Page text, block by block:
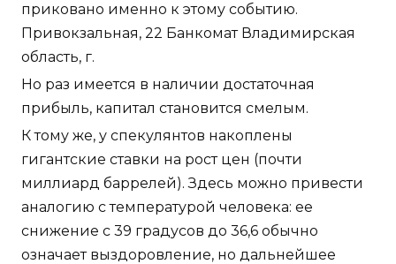
приковано именно к этому событию.
Привокзальная, 22 Банкомат Владимирская
область, г.
Но раз имеется в наличии достаточная
прибыль, капитал становится смелым.
К тому же, у спекулянтов накоплены
гигантские ставки на рост цен (почти
миллиард баррелей). Здесь можно привести
аналогию с температурой человека: ее
снижение с 39 градусов до 36,6 обычно
означает выздоровление, но дальнейшее